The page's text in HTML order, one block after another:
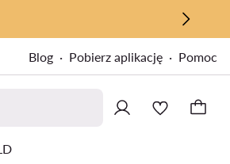
Blog Pobierz aplikację Pomoc